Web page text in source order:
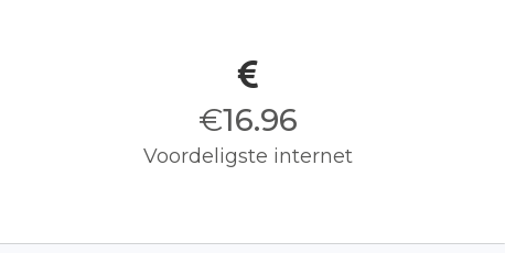
€17.00
Voordeligste internet